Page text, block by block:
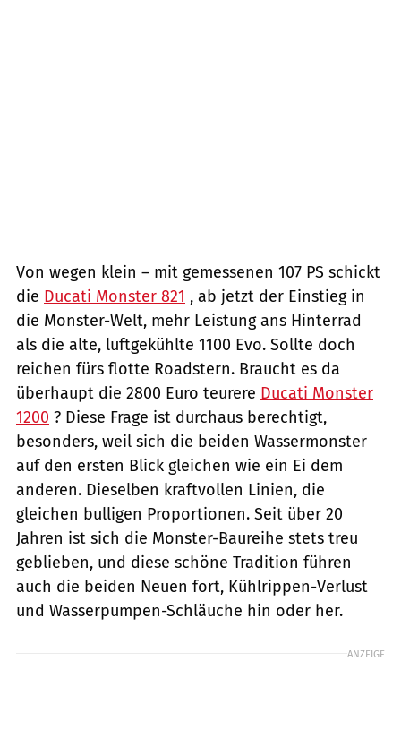
Von wegen klein – mit gemessenen 107 PS schickt
die Ducati Monster 821 , ab jetzt der Einstieg in
die Monster-Welt, mehr Leistung ans Hinterrad
als die alte, luftgekühlte 1100 Evo. Sollte doch
reichen fürs flotte Roadstern. Braucht es da
überhaupt die 2800 Euro teurere Ducati Monster
1200 ? Diese Frage ist durchaus berechtigt,
besonders, weil sich die beiden Wassermonster
auf den ersten Blick gleichen wie ein Ei dem
anderen. Dieselben kraftvollen Linien, die
gleichen bulligen Proportionen. Seit über 20
Jahren ist sich die Monster-Baureihe stets treu
geblieben, und diese schöne Tradition führen
auch die beiden Neuen fort, Kühlrippen-Verlust
und Wasserpumpen-Schläuche hin oder her.
ANZEIGE